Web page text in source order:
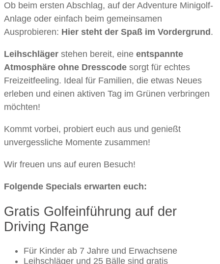
Ob beim ersten Abschlag, auf der Adventure Minigolf-
Anlage oder einfach beim gemeinsamen
Ausprobieren: Hier steht der Spaß im Vordergrund .
Leihschläger stehen bereit, eine entspannte
Atmosphäre ohne Dresscode sorgt für echtes
Freizeitfeeling. Ideal für Familien, die etwas Neues
erleben und einen aktiven Tag im Grünen verbringen
möchten!
Kommt vorbei, probiert euch aus und genießt
unvergessliche Momente zusammen!
Wir freuen uns auf euren Besuch!
Folgende Specials erwarten euch:
Gratis Golfeinführung auf der
Driving Range
Für Kinder ab 7 Jahre und Erwachsene
Leihschläger und 25 Bälle sind gratis